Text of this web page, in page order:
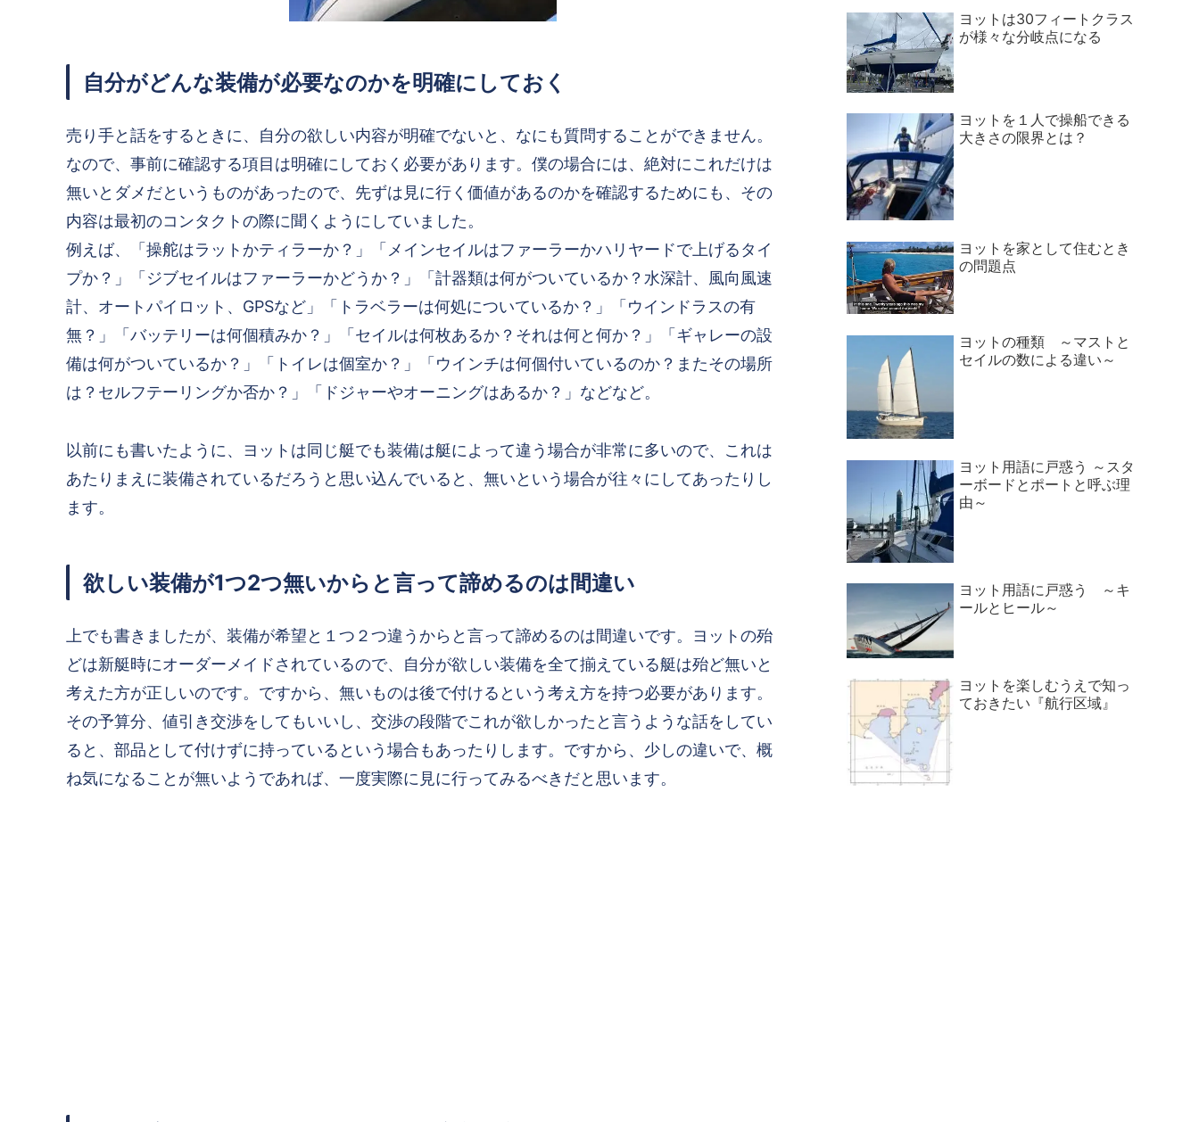
自分がどんな装備が必要なのかを明確にしておく
売り手と話をするときに、自分の欲しい内容が明確でないと、なにも質問することができません。
なので、事前に確認する項目は明確にしておく必要があります。僕の場合には、絶対にこれだけは
無いとダメだというものがあったので、先ずは見に行く価値があるのかを確認するためにも、その
内容は最初のコンタクトの際に聞くようにしていました。
例えば、「操舵はラットかティラーか？」「メインセイルはファーラーかハリヤードで上げるタイ
プか？」「ジブセイルはファーラーかどうか？」「計器類は何がついているか？水深計、風向風速
計、オートパイロット、GPSなど」「トラベラーは何処についているか？」「ウインドラスの有
無？」「バッテリーは何個積みか？」「セイルは何枚あるか？それは何と何か？」「ギャレーの設
備は何がついているか？」「トイレは個室か？」「ウインチは何個付いているのか？またその場所
は？セルフテーリングか否か？」「ドジャーやオーニングはあるか？」などなど。
以前にも書いたように、ヨットは同じ艇でも装備は艇によって違う場合が非常に多いので、これは
あたりまえに装備されているだろうと思い込んでいると、無いという場合が往々にしてあったりし
ます。
欲しい装備が1つ2つ無いからと言って諦めるのは間違い
上でも書きましたが、装備が希望と１つ２つ違うからと言って諦めるのは間違いです。ヨットの殆
どは新艇時にオーダーメイドされているので、自分が欲しい装備を全て揃えている艇は殆ど無いと
考えた方が正しいのです。ですから、無いものは後で付けるという考え方を持つ必要があります。
その予算分、値引き交渉をしてもいいし、交渉の段階でこれが欲しかったと言うような話をしてい
ると、部品として付けずに持っているという場合もあったりします。ですから、少しの違いで、概
ね気になることが無いようであれば、一度実際に見に行ってみるべきだと思います。
ヨットは30フィートクラス
が様々な分岐点になる
ヨットを１人で操船できる
大きさの限界とは？
ヨットを家として住むとき
の問題点
ヨットの種類 ～マストと
セイルの数による違い～
ヨット用語に戸惑う ～スタ
ーボードとポートと呼ぶ理
由～
ヨット用語に戸惑う ～キ
ールとヒール～
ヨットを楽しむうえで知っ
ておきたい『航行区域』